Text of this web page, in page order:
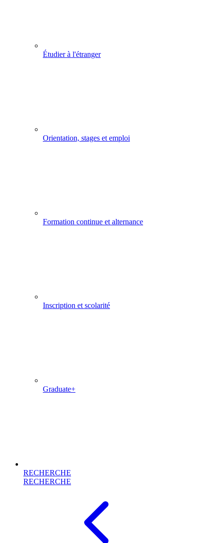
Étudier à l'étranger
Orientation, stages et emploi
Formation continue et alternance
Inscription et scolarité
Graduate+
RECHERCHE
RECHERCHE